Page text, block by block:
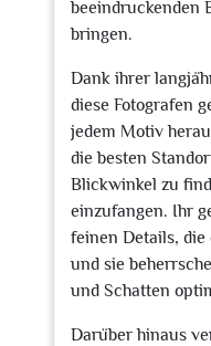
beeindruckenden
bringen.
Dank ihrer
diese Fotografen
jedem Motiv
die besten
Blickwinkel zu
einzufangen. Ihr
feinen Details, die
und sie
und Schatten
Darüber hinaus